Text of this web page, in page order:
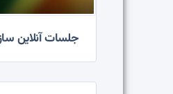
جلسات آنلاین